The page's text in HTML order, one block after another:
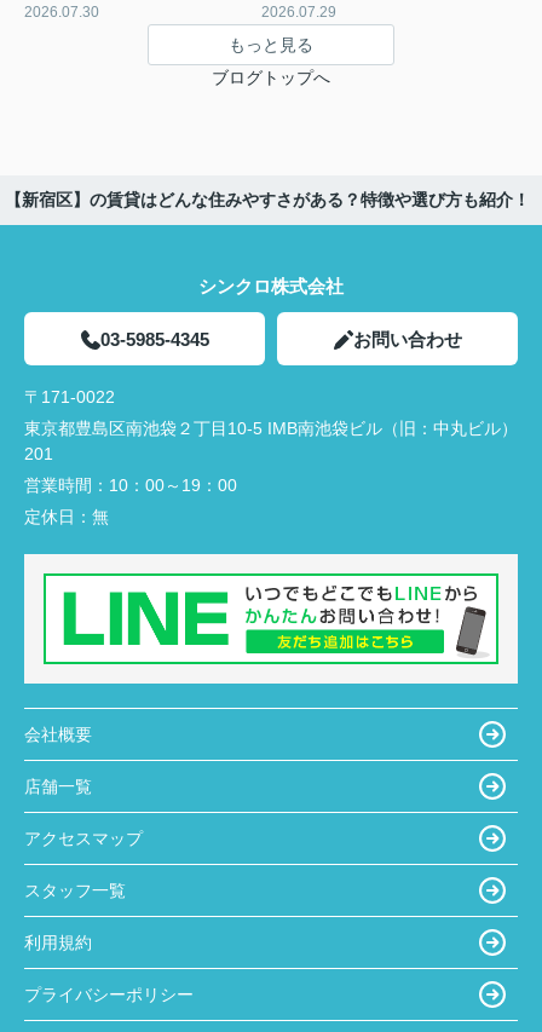
2026.07.30 2026.07.29
もっと見る
ブログトップへ
【新宿区】の賃貸はどんな住みやすさがある？特徴や選び方も紹介！
シンクロ株式会社
03-5985-4345 お問い合わせ
〒171-0022
東京都豊島区南池袋２丁目10-5 IMB南池袋ビル（旧：中丸ビル）
201
営業時間： 10：00～19：00
定休日： 無
会社概要
店舗一覧
アクセスマップ
スタッフ一覧
利用規約
プライバシーポリシー